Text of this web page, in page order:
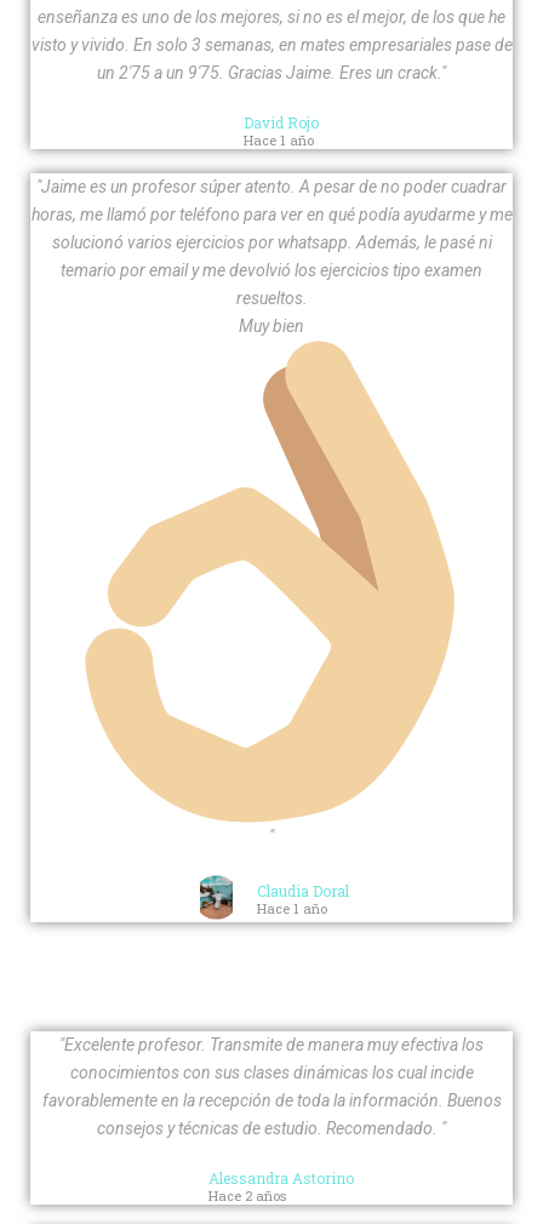
enseñanza es uno de los mejores, si no es el mejor, de los que he
visto y vivido. En solo 3 semanas, en mates empresariales pase de
un 2'75 a un 9'75. Gracias Jaime. Eres un crack."
David Rojo
Hace 1 año
"Jaime es un profesor súper atento. A pesar de no poder cuadrar
horas, me llamó por teléfono para ver en qué podía ayudarme y me
solucionó varios ejercicios por whatsapp. Además, le pasé ni
temario por email y me devolvió los ejercicios tipo examen
resueltos.
Muy bien
"
Claudia Doral
Hace 1 año
"Excelente profesor. Transmite de manera muy efectiva los
conocimientos con sus clases dinámicas los cual incide
favorablemente en la recepción de toda la información. Buenos
consejos y técnicas de estudio. Recomendado. "
Alessandra Astorino
Hace 2 años